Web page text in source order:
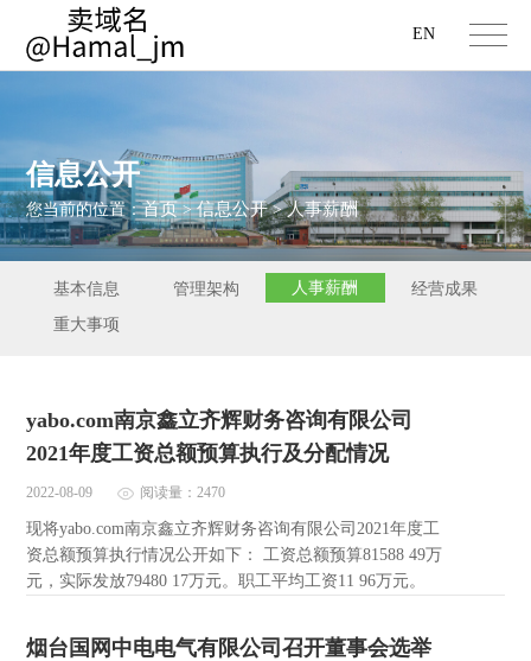
EN
信息公开
您当前的位置：首页>信息公开>人事薪酬
基本信息 管理架构 人事薪酬
经营成果
重大事项
yabo.com南京鑫立齐辉财务咨询有限公司
2021年度工资总额预算执行及分配情况
2022-08-09 阅读量：2470
现将yabo.com南京鑫立齐辉财务咨询有限公司2021年度工
资总额预算执行情况公开如下： 工资总额预算81588 49万
元，实际发放79480 17万元。职工平均工资11 96万元。
烟台国网中电电气有限公司召开董事会选举